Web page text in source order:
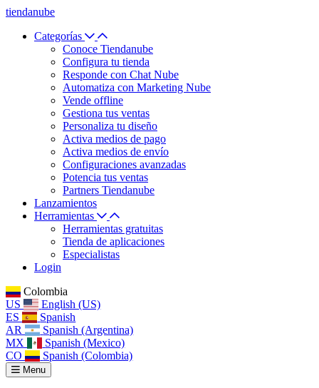
tiendanube
Categorías
Conoce Tiendanube
Configura tu tienda
Responde con Chat Nube
Automatiza con Marketing Nube
Vende offline
Gestiona tus ventas
Personaliza tu diseño
Activa medios de pago
Activa medios de envío
Configuraciones avanzadas
Potencia tus ventas
Partners Tiendanube
Lanzamientos
Herramientas
Herramientas gratuitas
Tienda de aplicaciones
Especialistas
Login
Colombia
US
English (US)
ES
Spanish
AR
Spanish (Argentina)
MX
Spanish (Mexico)
CO
Spanish (Colombia)
Menu